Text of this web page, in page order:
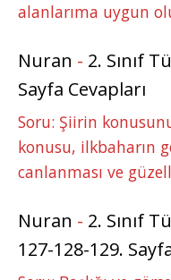
alanlarıma uygun
Nuran - 2. Sınıf
Sayfa Cevapları
Soru: Şiirin
konusu, ilkbaharın
canlanması ve
Nuran - 2. Sınıf
127-128-129.